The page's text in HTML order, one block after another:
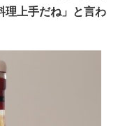
理上手だね」と言わ